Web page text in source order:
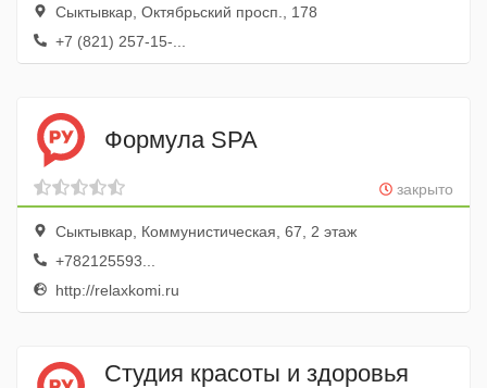
Сыктывкар, Октябрьский просп., 178
+7 (821) 257-15-...
Формула SPA
закрыто
Сыктывкар, Коммунистическая, 67, 2 этаж
+782125593...
http://relaxkomi.ru
Студия красоты и здоровья